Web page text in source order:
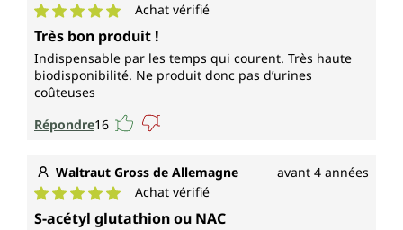
Note moyenne de 5 sur 5 étoiles
Achat vérifié
Très bon produit !
Indispensable par les temps qui courent. Très haute
biodisponibilité. Ne produit donc pas d’urines
coûteuses
Répondre16
Waltraut Gross de Allemagne avant 4 années
Note moyenne de 5 sur 5 étoiles
Achat vérifié
S-acétyl glutathion ou NAC